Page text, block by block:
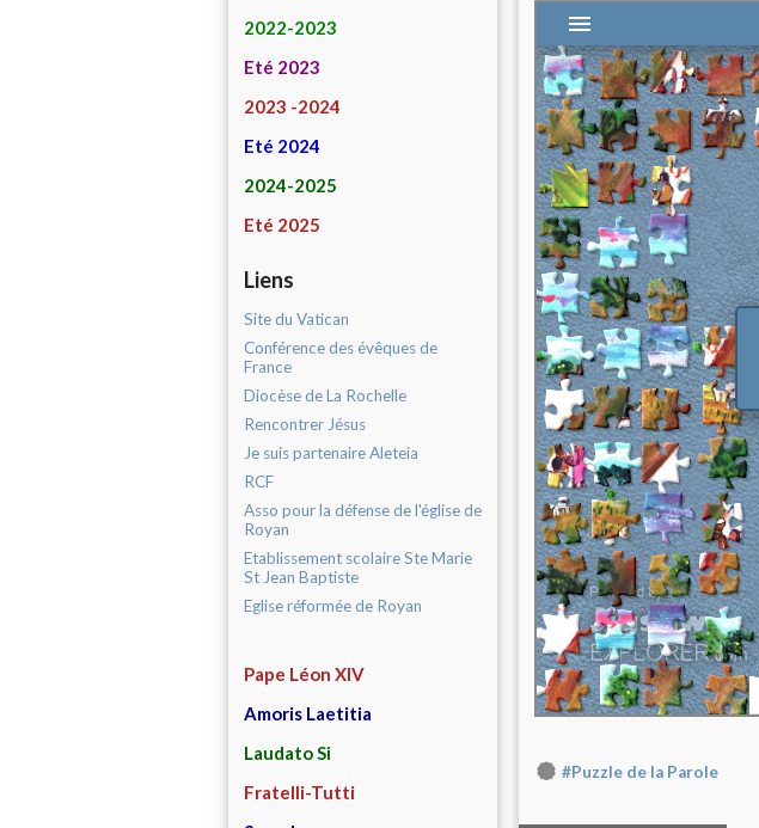
2022-2023
Eté 2023
2023 -2024
Eté 2024
2024-2025
Eté 2025
Liens
Site du Vatican
Conférence des évêques de
France
Diocèse de La Rochelle
Rencontrer Jésus
Je suis partenaire Aleteia
RCF
Asso pour la défense de l'église de
Royan
Etablissement scolaire Ste Marie
St Jean Baptiste
Eglise réformée de Royan
Pape Léon XIV
Amoris Laetitia
Laudato Si
Fratelli-Tutti
#Puzzle de la Parole